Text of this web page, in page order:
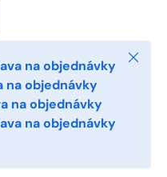
na objednávky
na objednávky
na objednávky
na objednávky